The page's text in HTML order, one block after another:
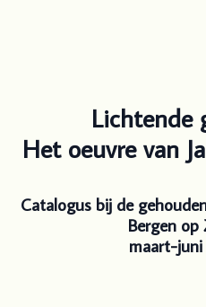
Lichtende
Het oeuvre van
Catalogus bij de
Bergen op
maart-